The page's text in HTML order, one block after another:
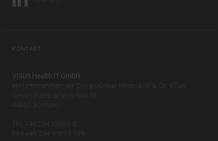
KONTAKT
VISUS Health IT GmbH
ein Unternehmen der CompuGroup Medical SE & Co. KGaA
Gesundheitscampus-Süd 15
44801 Bochum
TEL +49 234 93693-0
FAX +49 234 93693-199